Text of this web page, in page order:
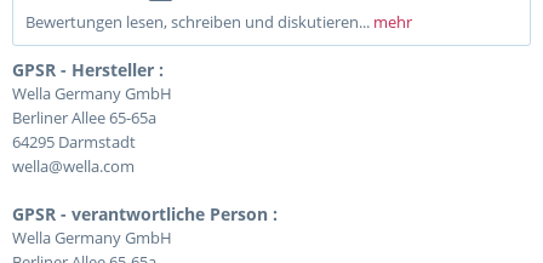
Bewertungen lesen, schreiben und diskutieren... mehr
GPSR - Hersteller :
Wella Germany GmbH
Berliner Allee 65-65a
64295 Darmstadt
wella@wella.com
GPSR - verantwortliche Person :
Wella Germany GmbH